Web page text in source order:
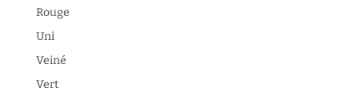
Rouge
Uni
Veiné
Vert